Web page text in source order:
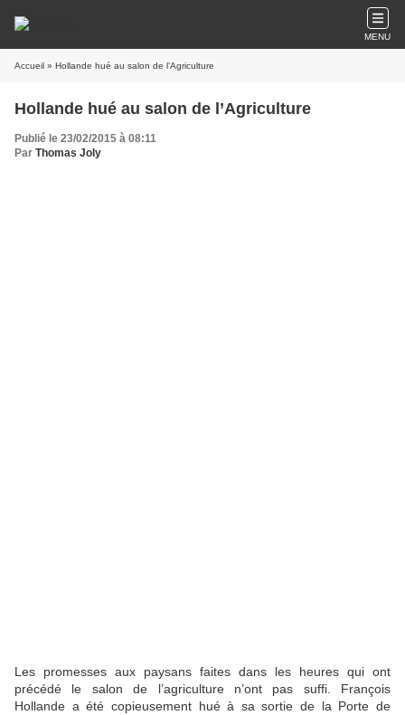
MENU
Accueil » Hollande hué au salon de l’Agriculture
Hollande hué au salon de l’Agriculture
Publié le 23/02/2015 à 08:11
Par Thomas Joly
Les promesses aux paysans faites dans les heures qui ont
précédé le salon de l’agriculture n’ont pas suffi. François
Hollande a été copieusement hué à sa sortie de la Porte de